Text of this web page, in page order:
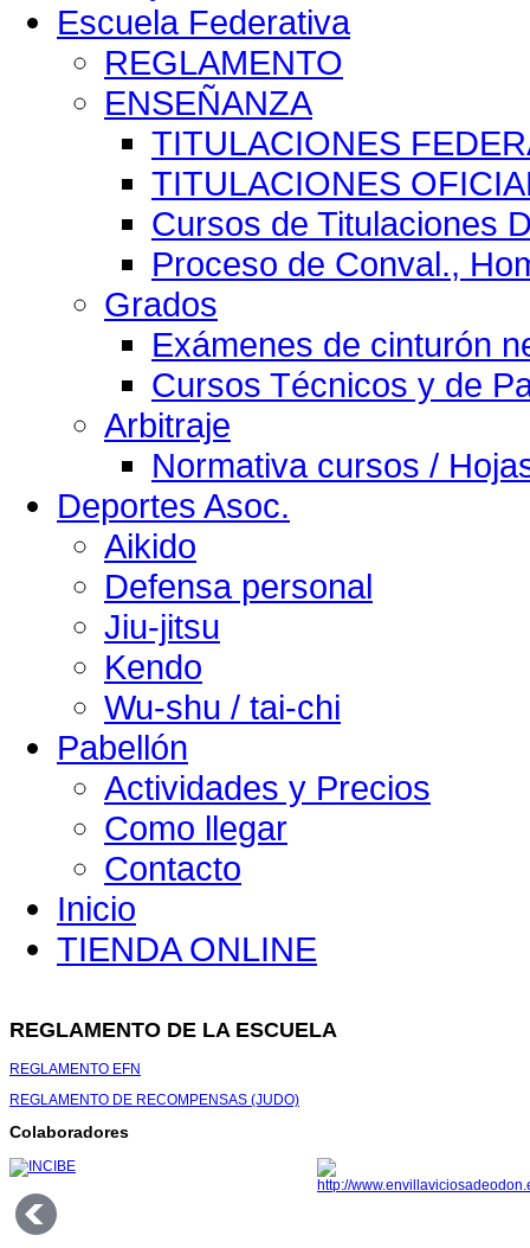
Escuela Federativa
REGLAMENTO
ENSEÑANZA
TITULACIONES
TITULACIONES
Cursos de Titulaciones
Proceso de Conval.,
Grados
Exámenes de cinturón
Cursos Técnicos y de
Arbitraje
Normativa cursos /
Deportes Asoc.
Aikido
Defensa personal
Jiu-jitsu
Kendo
Wu-shu / tai-chi
Pabellón
Actividades y Precios
Como llegar
Contacto
Inicio
TIENDA ONLINE
REGLAMENTO DE LA ESCUELA
REGLAMENTO EFN
REGLAMENTO DE RECOMPENSAS (JUDO)
Colaboradores